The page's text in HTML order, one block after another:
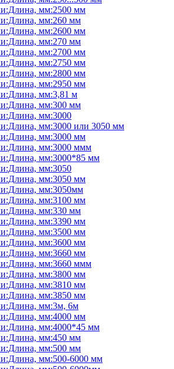
мм:2500 мм
мм:260 мм
мм:2600 мм
мм:270 мм
мм:2700 мм
мм:2750 мм
мм:2800 мм
мм:2950 мм
мм:3,81 м
мм:300 мм
мм:3000
мм:3000 или 3050 мм
мм:3000 мм
мм:3000 ммм
мм:3000*85 мм
мм:3050
мм:3050 мм
мм:3050мм
мм:3100 мм
мм:330 мм
мм:3390 мм
мм:3500 мм
мм:3600 мм
мм:3660 мм
мм:3660 ммм
мм:3800 мм
мм:3810 мм
мм:3850 мм
мм:3м, 6м
мм:4000 мм
мм:4000*45 мм
мм:450 мм
мм:500 мм
мм:500-6000 мм